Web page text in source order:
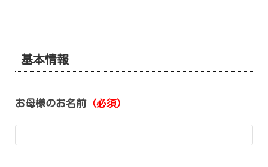
基本情報
お母様のお名前（必須）